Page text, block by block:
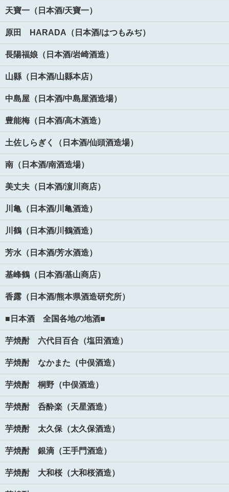
天寶一（日本酒/天寶一）
原田 HARADA（日本酒/はつもみぢ）
長陽福娘（日本酒/岩崎酒造）
山縣（日本酒/山縣本店）
中島屋（日本酒/中島屋酒造場）
豊能梅（日本酒/高木酒造）
土佐しらぎく（日本酒/仙頭酒造場）
南（日本酒/南酒造場）
美丈夫（日本酒/濵川商店）
川亀（日本酒/川亀酒造）
川鶴（日本酒/川鶴酒造）
芳水（日本酒/芳水酒造）
基峰鶴（日本酒/基山商店）
香露（日本酒/熊本県酒造研究所）
■日本酒 全国各地の地酒■
芋焼酎 六代目百合（塩田酒造）
芋焼酎 なかまた（中俣酒造）
芋焼酎 桐野（中俣酒造）
芋焼酎 呑酔楽（天星酒造）
芋焼酎 太久保（太久保酒造）
芋焼酎 銀滴（王手門酒造）
芋焼酎 大和桜（大和桜酒造）